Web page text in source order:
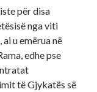
për disa
nga viti
u emërua në
edhe pse
të Gjykatës së